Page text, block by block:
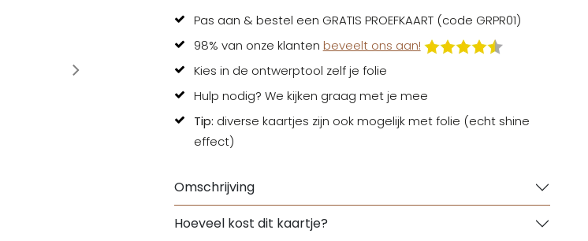
Pas aan & bestel een GRATIS PROEFKAART (code GRPR01)
98% van onze klanten beveelt ons aan!
Kies in de ontwerptool zelf je folie
Hulp nodig? We kijken graag met je mee
Tip: diverse kaartjes zijn ook mogelijk met folie (echt shine
effect)
Omschrijving
Hoeveel kost dit kaartje?